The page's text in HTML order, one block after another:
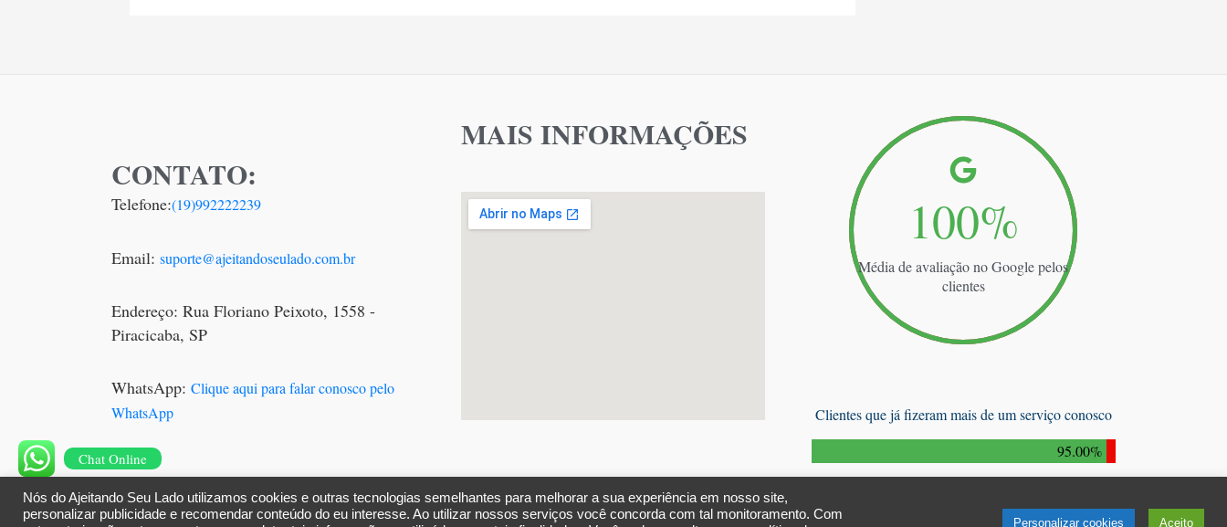
CONTATO:
Telefone:(19)992222239
Email: suporte@ajeitandoseulado.com.br
Endereço: Rua Floriano Peixoto, 1558 -
Piracicaba, SP
WhatsApp: Clique aqui para falar conosco pelo
WhatsApp
MAIS INFORMAÇÕES
100%
Média de avaliação no Google pelos
clientes
95.00%
Clientes que já fizeram mais de um serviço conosco
Nós do Ajeitando Seu Lado utilizamos cookies e outras tecnologias semelhantes para melhorar a sua experiência em nosso site,
personalizar publicidade e recomendar conteúdo do eu interesse. Ao utilizar nossos serviços você concorda com tal monitoramento. Com
Personalizar cookies Aceito
Chat Online